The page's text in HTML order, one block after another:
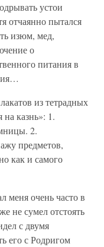
устои
отчаянно пытался
изюм, мед,
о
питания в
из тетрадных
казнь»: 1.
2.
предметов,
как и самого
меня очень часто в
не сумел отстоять
с двумя
его с Родригом